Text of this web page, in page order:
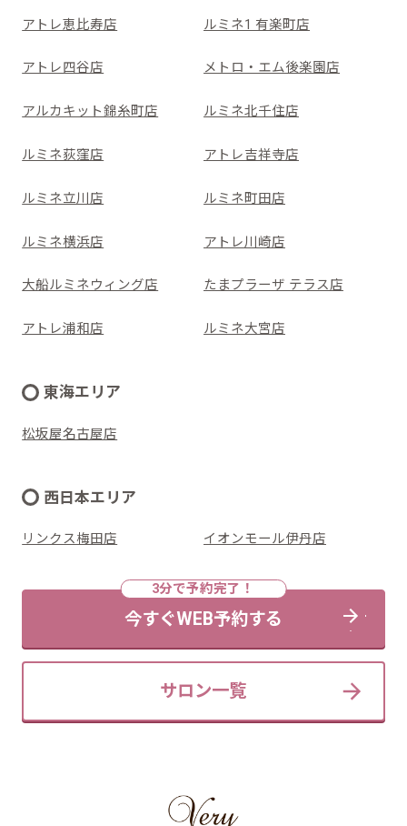
アトレ恵比寿店 ルミネ1 有楽町店
アトレ四谷店 メトロ・エム後楽園店
アルカキット錦糸町店 ルミネ北千住店
ルミネ荻窪店 アトレ吉祥寺店
ルミネ立川店 ルミネ町田店
ルミネ横浜店 アトレ川崎店
大船ルミネウィング店 たまプラーザ テラス店
アトレ浦和店 ルミネ大宮店
東海エリア
松坂屋名古屋店
西日本エリア
リンクス梅田店 イオンモール伊丹店
サロン一覧
今すぐWEB予約する